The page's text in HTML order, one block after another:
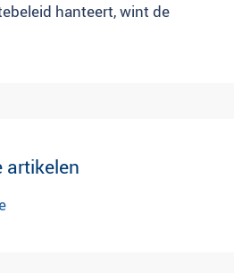
hanteert, wint de
artikelen